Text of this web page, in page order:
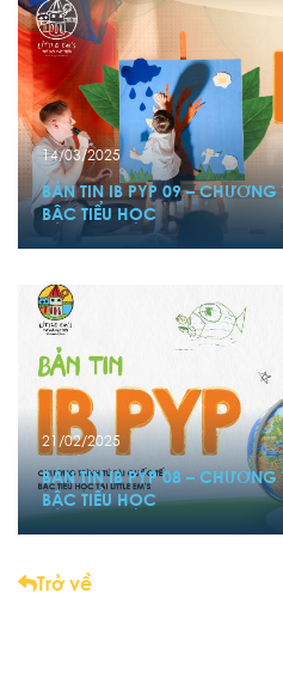
BẢN TIN IB PYP 09 – CHƯƠNG
BẬC TIỂU HỌC
14/03/2025
BẢN TIN IB PYP 08 – CHƯƠNG
BẬC TIỂU HỌC
21/02/2025
Trở về